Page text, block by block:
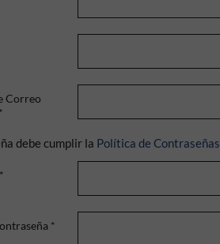
Correo
*
debe cumplir la Política de Contraseñas
*
*